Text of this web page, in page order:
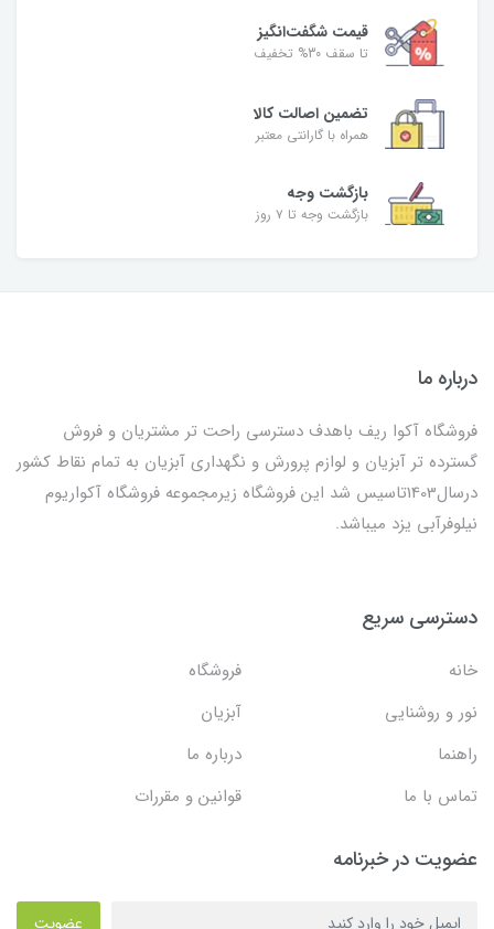
قیمت شگفت‌انگیز
تا سقف 30% تخفیف
تضمین اصالت کالا
همراه با گارانتی معتبر
بازگشت وجه
بازگشت وجه تا ۷ روز
درباره ما
فروشگاه آکوا ریف باهدف دسترسی راحت تر مشتریان و فروش
گسترده تر آبزیان و لوازم پرورش و نگهداری آبزیان به تمام نقاط کشور
درسال1403تاسیس شد این فروشگاه زیرمجموعه فروشگاه آکواریوم
نیلوفرآبی یزد میباشد.
دسترسی سریع
خانه
فروشگاه
نور و روشنایی
آبزیان
راهنما
درباره ما
تماس با ما
قوانین و مقررات
عضویت در خبرنامه
عضویت